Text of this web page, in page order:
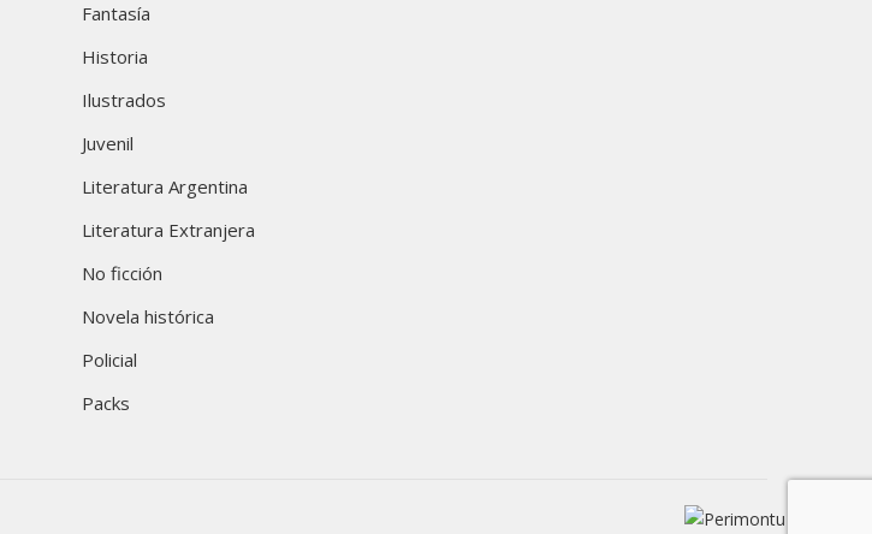
Fantasía
Historia
Ilustrados
Juvenil
Literatura Argentina
Literatura Extranjera
No ficción
Novela histórica
Policial
Packs